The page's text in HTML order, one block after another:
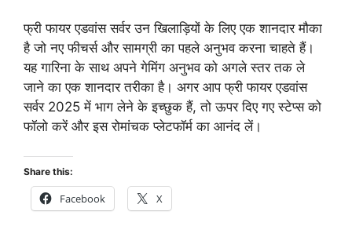
फ्री फायर एडवांस सर्वर उन खिलाड़ियों के लिए एक शानदार मौका
है जो नए फीचर्स और सामग्री का पहले अनुभव करना चाहते हैं।
यह गारिना के साथ अपने गेमिंग अनुभव को अगले स्तर तक ले
जाने का एक शानदार तरीका है। अगर आप फ्री फायर एडवांस
सर्वर 2025 में भाग लेने के इच्छुक हैं, तो ऊपर दिए गए स्टेप्स को
फॉलो करें और इस रोमांचक प्लेटफॉर्म का आनंद लें।
Share this:
Facebook X